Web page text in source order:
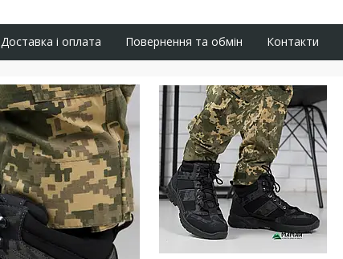
Доставка і оплата Повернення та обмін Контакти